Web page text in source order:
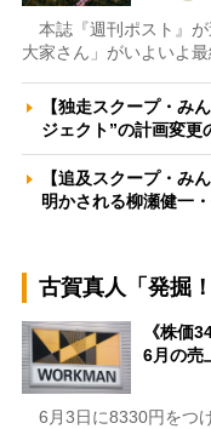
本誌『週刊ポスト』が
大家さん」がいよいよ
【独走スクープ・み
ジェクト”の計画変
【追及スクープ・み
明かされる柳瀬健一
古賀真人「発掘
《株価
6月の売
6月3日に8330円をつ